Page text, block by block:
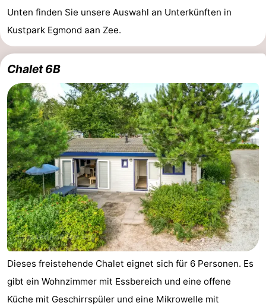
Unten finden Sie unsere Auswahl an Unterkünften in
Kustpark Egmond aan Zee.
Chalet 6B
Dieses freistehende Chalet eignet sich für 6 Personen. Es
gibt ein Wohnzimmer mit Essbereich und eine offene
Küche mit Geschirrspüler und eine Mikrowelle mit